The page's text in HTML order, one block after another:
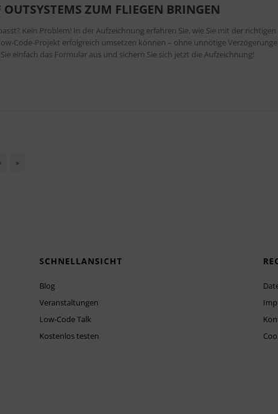
OUTSYSTEMS ZUM FLIEGEN BRINGEN
Kein Problem! In der Aufzeichnung erfahren Sie, wie Sie mit der richtigen
Code-Projekt erfolgreich umsetzen können – ohne unnötige
einfach das Formular aus und sichern Sie sich jetzt die Aufzeichnung!
› »
SCHNELLANSICHT
Blog
Veranstaltungen
Low-Code Talk
Kostenlos testen